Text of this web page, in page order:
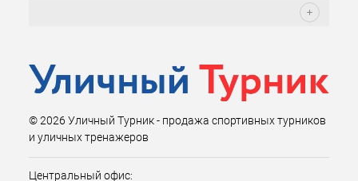
© 2026 Уличный Турник - продажа спортивных турников
и уличных тренажеров
Центральный офис: